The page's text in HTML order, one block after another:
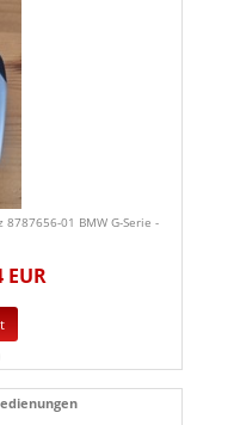
8787656-01 BMW G-Serie -
EUR